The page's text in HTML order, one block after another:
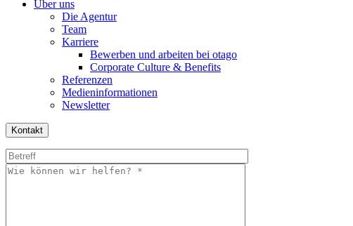
Über uns
Die Agentur
Team
Karriere
Bewerben und arbeiten bei otago
Corporate Culture & Benefits
Referenzen
Medieninformationen
Newsletter
Kontakt